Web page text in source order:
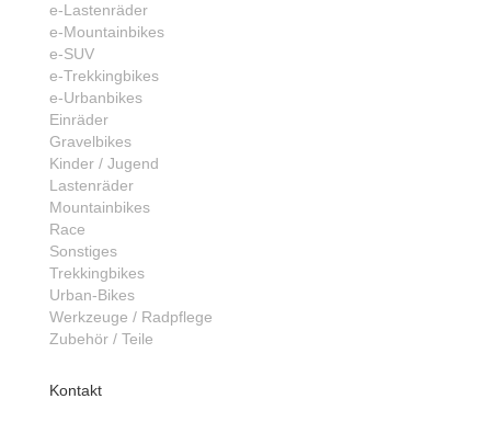
e-Lastenräder
e-Mountainbikes
e-SUV
e-Trekkingbikes
e-Urbanbikes
Einräder
Gravelbikes
Kinder / Jugend
Lastenräder
Mountainbikes
Race
Sonstiges
Trekkingbikes
Urban-Bikes
Werkzeuge / Radpflege
Zubehör / Teile
Kontakt